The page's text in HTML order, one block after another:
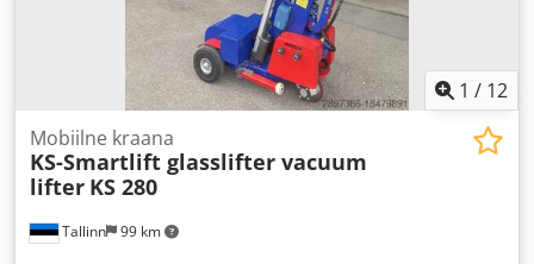
1 / 12
Tallinn 99 km
Mobiilne kraana
KS-Smartlift glasslifter vacuum
lifter KS 280